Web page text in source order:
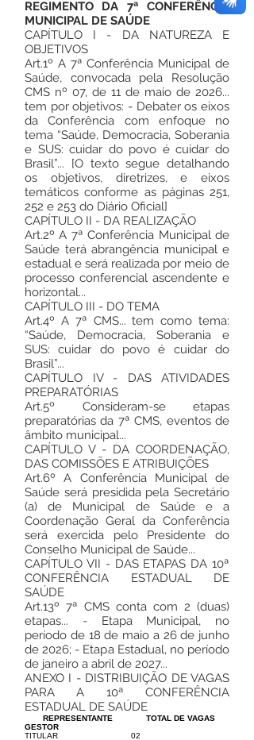
REGIMENTO DA 7ª CONFERÊNCIA
MUNICIPAL DE SAÚDE
CAPÍTULO I - DA NATUREZA E
OBJETIVOS
Art.1º A 7ª Conferência Municipal de
Saúde, convocada pela Resolução
CMS nº 07, de 11 de maio de 2026...
tem por objetivos: - Debater os eixos
da Conferência com enfoque no
tema “Saúde, Democracia, Soberania
e SUS: cuidar do povo é cuidar do
Brasil”... [O texto segue detalhando
os objetivos, diretrizes, e eixos
temáticos conforme as páginas 251,
252 e 253 do Diário Oficial]
CAPÍTULO II - DA REALIZAÇÃO
Art.2º A 7ª Conferência Municipal de
Saúde terá abrangência municipal e
estadual e será realizada por meio de
processo conferencial ascendente e
horizontal...
CAPÍTULO III - DO TEMA
Art.4º A 7ª CMS... tem como tema:
“Saúde, Democracia, Soberania e
SUS: cuidar do povo é cuidar do
Brasil”...
CAPÍTULO IV - DAS ATIVIDADES
PREPARATÓRIAS
Art.5º Consideram-se etapas
preparatórias da 7ª CMS, eventos de
âmbito municipal...
CAPÍTULO V - DA COORDENAÇÃO,
DAS COMISSÕES E ATRIBUIÇÕES
Art.6º A Conferência Municipal de
Saúde será presidida pela Secretário
(a) de Municipal de Saúde e a
Coordenação Geral da Conferência
será exercida pelo Presidente do
Conselho Municipal de Saúde...
CAPÍTULO VII - DAS ETAPAS DA 10ª
CONFERÊNCIA ESTADUAL DE
SAÚDE
Art.13º 7ª CMS conta com 2 (duas)
etapas... - Etapa Municipal, no
período de 18 de maio a 26 de junho
de 2026; - Etapa Estadual, no período
de janeiro a abril de 2027...
ANEXO I - DISTRIBUIÇÃO DE VAGAS
PARA A 10ª CONFERÊNCIA
ESTADUAL DE SAÚDE
REPRESENTANTE
TOTAL DE VAGAS
GESTOR
TITULAR
02